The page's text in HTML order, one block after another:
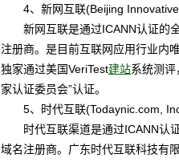
4、新网互联(Beijing Innovative
新网互联是通过ICANN认证的全
注册商。是目前互联网应用行业内
独家通过美国VeriTest建站系统测评
家认证委员会”认证。
5、时代互联(Todaynic.com,
时代互联渠道是通过ICANN认证
域名注册商。广东时代互联科技有